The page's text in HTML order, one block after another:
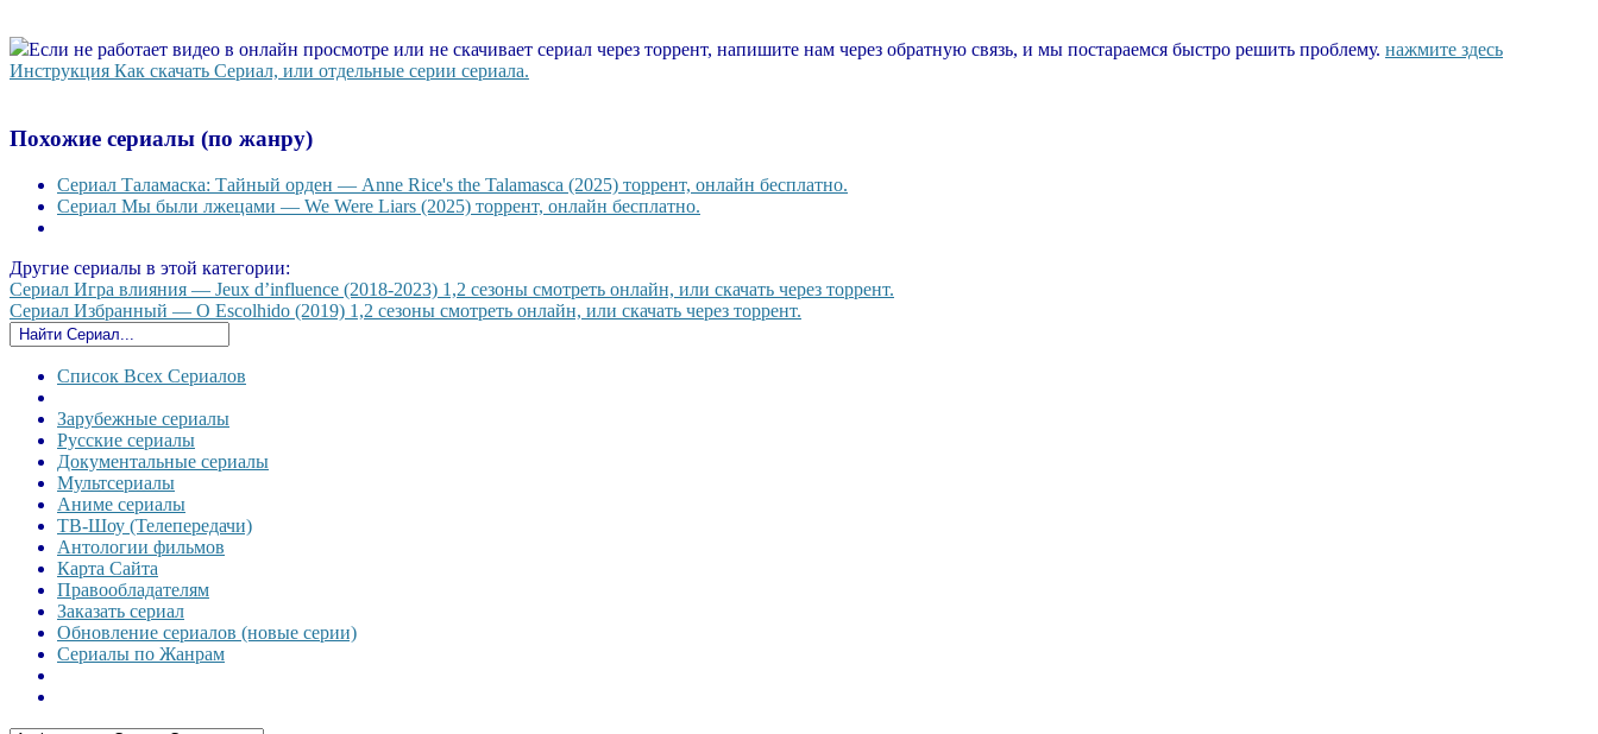
Если не работает видео в онлайн просмотре или не скачивает сериал через торрент, напишите нам через обратную связь, и мы постараемся быстро решить проблему. нажмите здесь
Инструкция Как скачать Сериал, или отдельные серии сериала.
Похожие сериалы (по жанру)
Сериал Таламаска: Тайный орден — Anne Rice's the Talamasca (2025) торрент, онлайн бесплатно.
Сериал Мы были лжецами — We Were Liars (2025) торрент, онлайн бесплатно.
Другие сериалы в этой категории:
Сериал Игра влияния — Jeux d’influence (2018-2023) 1,2 сезоны смотреть онлайн, или скачать через торрент.
Сериал Избранный — O Escolhido (2019) 1,2 сезоны смотреть онлайн, или скачать через торрент.
Список Всех Сериалов
Зарубежные сериалы
Русские сериалы
Документальные сериалы
Мультсериалы
Аниме сериалы
ТВ-Шоу (Телепередачи)
Антологии фильмов
Карта Сайта
Правообладателям
Заказать сериал
Обновление сериалов (новые серии)
Сериалы по Жанрам